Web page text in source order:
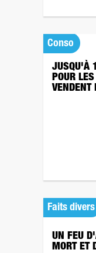
Conso
JUSQU'À
POUR
VENDENT
Faits divers
UN FEU
MORT ET